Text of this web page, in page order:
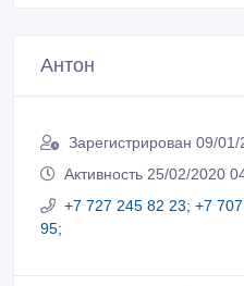
Антон
Зарегистрирован 09/01/
Активность 25/02/2020
+7 727 245 82 23; +7
95;